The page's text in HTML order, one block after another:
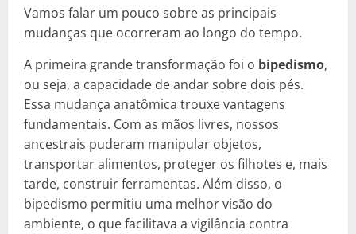
Vamos falar um pouco sobre as principais
mudanças que ocorreram ao longo do tempo.
A primeira grande transformação foi o bipedismo,
ou seja, a capacidade de andar sobre dois pés.
Essa mudança anatômica trouxe vantagens
fundamentais. Com as mãos livres, nossos
ancestrais puderam manipular objetos,
transportar alimentos, proteger os filhotes e, mais
tarde, construir ferramentas. Além disso, o
bipedismo permitiu uma melhor visão do
ambiente, o que facilitava a vigilância contra